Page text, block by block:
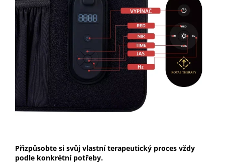
Přizpůsobte si svůj vlastní terapeutický proces vždy
podle konkrétní potřeby.